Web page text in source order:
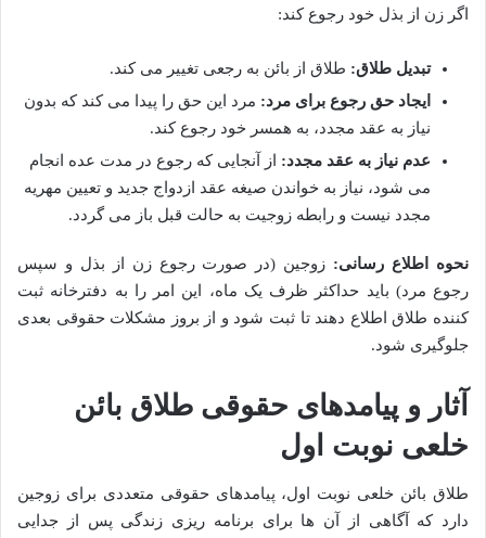
اگر زن از بذل خود رجوع کند:
تبدیل طلاق: طلاق از بائن به رجعی تغییر می کند.
ایجاد حق رجوع برای مرد: مرد این حق را پیدا می کند که بدون
نیاز به عقد مجدد، به همسر خود رجوع کند.
عدم نیاز به عقد مجدد: از آنجایی که رجوع در مدت عده انجام
می شود، نیاز به خواندن صیغه عقد ازدواج جدید و تعیین مهریه
مجدد نیست و رابطه زوجیت به حالت قبل باز می گردد.
نحوه اطلاع رسانی: زوجین (در صورت رجوع زن از بذل و سپس
رجوع مرد) باید حداکثر ظرف یک ماه، این امر را به دفترخانه ثبت
کننده طلاق اطلاع دهند تا ثبت شود و از بروز مشکلات حقوقی بعدی
جلوگیری شود.
آثار و پیامدهای حقوقی طلاق بائن
خلعی نوبت اول
طلاق بائن خلعی نوبت اول، پیامدهای حقوقی متعددی برای زوجین
دارد که آگاهی از آن ها برای برنامه ریزی زندگی پس از جدایی